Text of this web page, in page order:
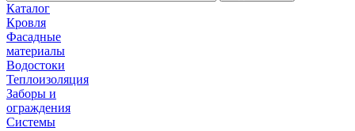
Каталог
Кровля
Фасадные
материалы
Водостоки
Теплоизоляция
Заборы и
ограждения
Системы